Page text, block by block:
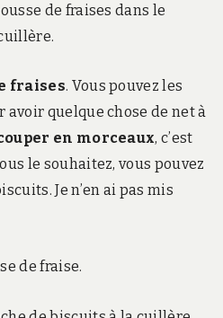
de fraises dans le
fraises. Vous pouvez les
avoir quelque chose de net à
en morceaux, c’est
le souhaitez, vous pouvez
Je n’en ai pas mis
de fraise.